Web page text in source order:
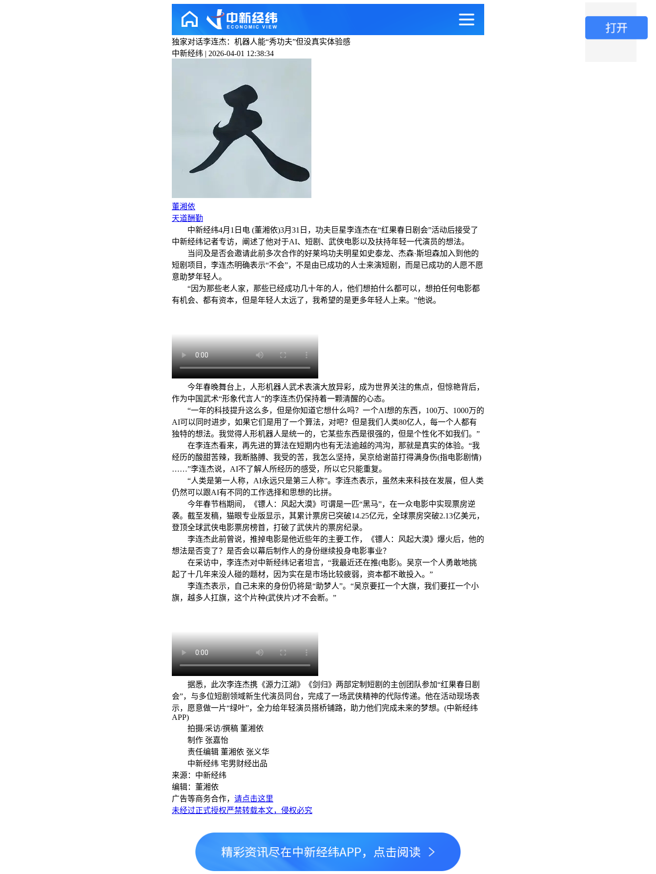
独家对话李连杰：机器人能“秀功夫”但没真实体验感
中新经纬 | 2026-04-01 12:38:34
董湘依
天道酬勤
中新经纬4月1日电 (董湘依)3月31日，功夫巨星李连杰在“红果春日剧会”活动后接受了
中新经纬记者专访，阐述了他对于AI、短剧、武侠电影以及扶持年轻一代演员的想法。
当问及是否会邀请此前多次合作的好莱坞功夫明星如史泰龙、杰森·斯坦森加入到他的
短剧项目，李连杰明确表示“不会”，不是由已成功的人士来演短剧，而是已成功的人愿不愿
意助梦年轻人。
“因为那些老人家，那些已经成功几十年的人，他们想拍什么都可以，想拍任何电影都
有机会、都有资本，但是年轻人太远了，我希望的是更多年轻人上来。”他说。
今年春晚舞台上，人形机器人武术表演大放异彩，成为世界关注的焦点，但惊艳背后，
作为中国武术“形象代言人”的李连杰仍保持着一颗清醒的心态。
“一年的科技提升这么多，但是你知道它想什么吗？一个AI想的东西，100万、1000万的
AI可以同时进步，如果它们是用了一个算法，对吧？但是我们人类80亿人，每一个人都有
独特的想法。我觉得人形机器人是统一的，它某些东西是很强的，但是个性化不如我们。”
在李连杰看来，再先进的算法在短期内也有无法逾越的鸿沟，那就是真实的体验。“我
经历的酸甜苦辣，我断胳膊、我受的苦，我怎么坚持，吴京给谢苗打得满身伤(指电影剧情)
……”李连杰说，AI不了解人所经历的感受，所以它只能重复。
“人类是第一人称，AI永远只是第三人称”。李连杰表示，虽然未来科技在发展，但人类
仍然可以跟AI有不同的工作选择和思想的比拼。
今年春节档期间，《镖人：风起大漠》可谓是一匹“黑马”，在一众电影中实现票房逆
袭。截至发稿，猫眼专业版显示，其累计票房已突破14.25亿元，全球票房突破2.13亿美元，
登顶全球武侠电影票房榜首，打破了武侠片的票房纪录。
李连杰此前曾说，推掉电影是他近些年的主要工作，《镖人：风起大漠》爆火后，他的
想法是否变了？是否会以幕后制作人的身份继续投身电影事业？
在采访中，李连杰对中新经纬记者坦言，“我最近还在推(电影)。吴京一个人勇敢地挑
起了十几年来没人碰的题材，因为实在是市场比较疲弱，资本都不敢投入。”
李连杰表示，自己未来的身份仍将是“助梦人”。“吴京要扛一个大旗，我们要扛一个小
旗，越多人扛旗，这个片种(武侠片)才不会断。”
据悉，此次李连杰携《源力江湖》《剑归》两部定制短剧的主创团队参加“红果春日剧
会”，与多位短剧领域新生代演员同台，完成了一场武侠精神的代际传递。他在活动现场表
示，愿意做一片“绿叶”，全力给年轻演员搭桥铺路，助力他们完成未来的梦想。(中新经纬
APP)
拍摄/采访/撰稿 董湘依
制作 张嘉怡
责任编辑 董湘依 张义华
中新经纬 宅男财经出品
来源：中新经纬
编辑：董湘依
广告等商务合作， 请点击这里
未经过正式授权严禁转载本文，侵权必究